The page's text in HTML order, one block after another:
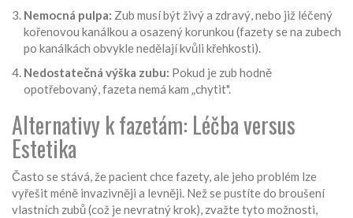
Nemocná pulpa: Zub musí být živý a zdravý, nebo již léčený
kořenovou kanálkou a osazený korunkou (fazety se na zubech
po kanálkách obvykle nedělají kvůli křehkosti).
Nedostatečná výška zubu: Pokud je zub hodně
opotřebovaný, fazeta nemá kam „chytit".
Alternativy k fazetám: Léčba versus
Estetika
Často se stává, že pacient chce fazety, ale jeho problém lze
vyřešit méně invazivněji a levněji. Než se pustíte do broušení
vlastních zubů (což je nevratný krok), zvažte tyto možnosti,